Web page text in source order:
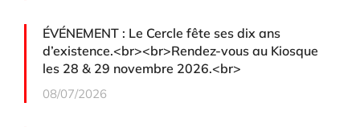
ÉVÉNEMENT : Le Cercle fête ses dix ans
d’existence.<br><br>Rendez-vous au Kiosque
les 28 & 29 novembre 2026.<br>
08/07/2026